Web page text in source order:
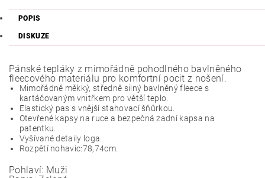
POPIS
DISKUZE
Pánské tepláky z mimořádně pohodlného bavlněného
fleecového materiálu pro komfortní pocit z nošení.
Mimořádně měkký, středně silný bavlněný fleece s
kartáčovaným vnitřkem pro větší teplo.
Elastický pas s vnější stahovací šňůrkou.
Otevřené kapsy na ruce a bezpečná zadní kapsa na
patentku.
Vyšívané detaily loga.
Rozpětí nohavic:78,74cm.
Pohlaví: Muži